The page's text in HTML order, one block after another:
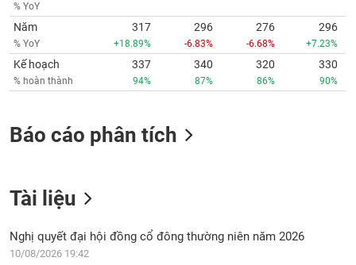
% YoY
Năm
% YoY
317
+18.89%
296
-6.83%
276
-6.68%
296
+7.23%
Kế hoạch
% hoàn thành
337
94%
340
87%
320
86%
330
90%
Báo cáo phân tích
Tài liệu
Nghị quyết đại hội đồng cổ đông thường niên năm 2026
10/08/2026 19:42